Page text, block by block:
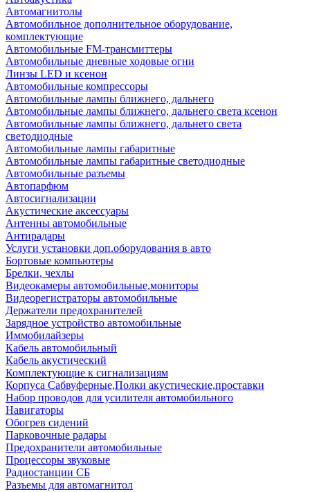
Автомагнитолы
Автомобильное дополнительное оборудование,
комплектующие
Автомобильные FM-трансмиттеры
Автомобильные дневные ходовые огни
Линзы LED и ксенон
Автомобильные компрессоры
Автомобильные лампы ближнего, дальнего
Автомобильные лампы ближнего, дальнего света ксенон
Автомобильные лампы ближнего, дальнего света
светодиодные
Автомобильные лампы габаритные
Автомобильные лампы габаритные светодиодные
Автомобильные разъемы
Автопарфюм
Автосигнализации
Акустические аксессуары
Антенны автомобильные
Антирадары
Услуги установки доп.оборудования в авто
Бортовые компьютеры
Брелки, чехлы
Видеокамеры автомобильные,мониторы
Видеорегистраторы автомобильные
Держатели предохранителей
Зарядное устройство автомобильные
Иммобилайзеры
Кабель автомобильный
Кабель акустический
Комплектующие к сигнализациям
Корпуса Сабвуферные,Полки акустические,проставки
Набор проводов для усилителя автомобильного
Навигаторы
Обогрев сидений
Парковочные радары
Предохранители автомобильные
Процессоры звуковые
Радиостанции СБ
Разъемы для автомагнитол